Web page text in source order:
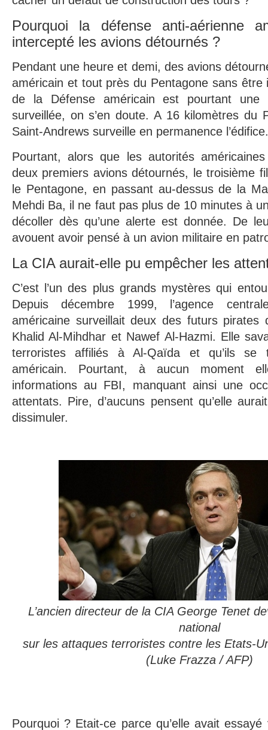
Pourquoi la défense anti-aérienne
intercepté les avions détournés ?
Pendant une heure et demi, des avions
américain et tout près du Pentagone sans être
de la Défense américain est pourtant une
surveillée, on s’en doute. A 16 kilomètres du
Saint-Andrews surveille en permanence l’édifice.
Pourtant, alors que les autorités
deux premiers avions détournés, le troisième
le Pentagone, en passant au-dessus de la
Mehdi Ba, il ne faut pas plus de 10 minutes à
décoller dès qu’une alerte est donnée. De
avouent avoir pensé à un avion militaire en
La CIA aurait-elle pu empêcher les
C’est l’un des plus grands mystères qui
Depuis décembre 1999, l’agence
américaine surveillait deux des futurs pirates
Khalid Al-Mihdhar et Nawef Al-Hazmi. Elle
terroristes affiliés à Al-Qaïda et qu’ils se
américain. Pourtant, à aucun moment
informations au FBI, manquant ainsi une
attentats. Pire, d’aucuns pensent qu’elle
dissimuler.
L’ancien directeur de la CIA George Tenet
national
sur les attaques terroristes contre les Etats-
(Luke Frazza / AFP)
Pourquoi ? Etait-ce parce qu’elle avait